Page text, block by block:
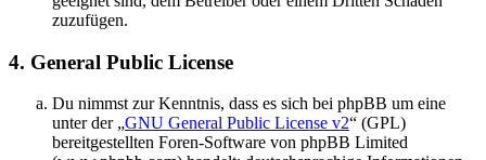
zuzufügen.
4. General Public License
Du nimmst zur Kenntnis, dass es sich bei phpBB um eine
unter der „GNU General Public License v2“ (GPL)
bereitgestellten Foren-Software von phpBB Limited